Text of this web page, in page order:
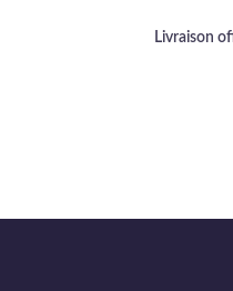
Livraison